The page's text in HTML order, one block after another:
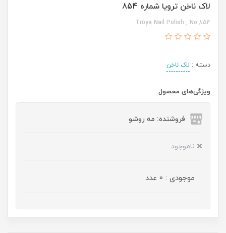
لاک ناخن ترویا شماره 854
Troya Nail Polish , No:854
دسته : لاک ناخن
ویژگی‌های محصول
فروشنده: مه رو‌شو
ناموجود
موجودی : 0 عدد